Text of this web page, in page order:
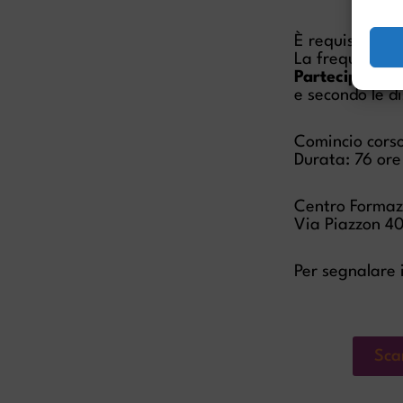
È requisito di
La frequenza
Partecipazione
e secondo le
Comincio
Durata: 76 ore
Centro
Via Piazzon
Per